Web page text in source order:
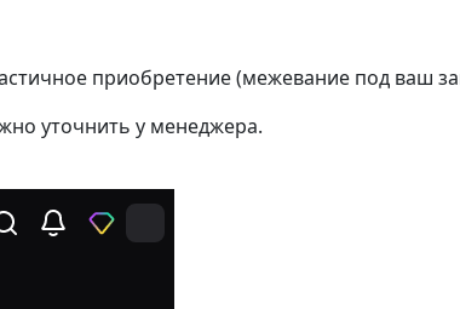
приобретение (межевание под ваш
уточнить у менеджера.